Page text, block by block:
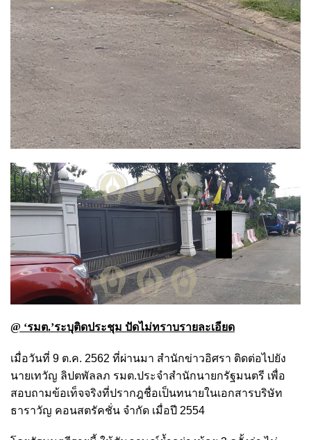
@ ‘รมต.’ระบุติดประชุม ปัดไม่ทราบรายละเอียด
เมื่อวันที่ 9 ต.ค. 2562 ที่ผ่านมา สำนักข่าวอิศรา ติดต่อไปยัง
นายเทวัญ ลิปตพัลลภ รมต.ประจำสำนักนายกรัฐมนตรี เพื่อ
สอบถามข้อเท็จจริงที่ปรากฎชื่อเป็นทนายในเอกสารบริษัท
ธาราวัญ คอนสตรัคชั่น จำกัด เมื่อปี 2554